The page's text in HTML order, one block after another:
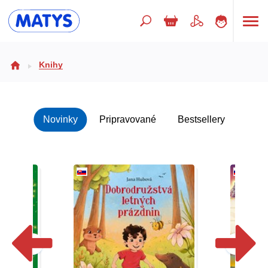
Doplnkový sortiment
Poézia
Populárno - náučné pre deti
Predškoláci
Výchova a pedagogika
Knihy
Novinky Pripravované Bestsellery